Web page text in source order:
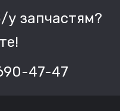
у запчастям?
47-47